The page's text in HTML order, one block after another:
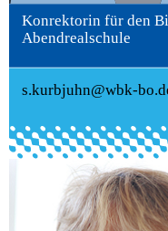
Konrektorin für den
Abendrealschule
s.kurbjuhn@wbk-